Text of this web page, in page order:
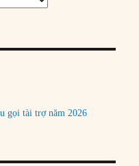
gọi tài trợ năm 2026